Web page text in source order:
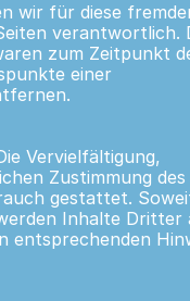
wir für diese
verantwortlich.
zum Zeitpunkt
einer
Vervielfältigung,
Zustimmung des
gestattet.
Inhalte Dritter